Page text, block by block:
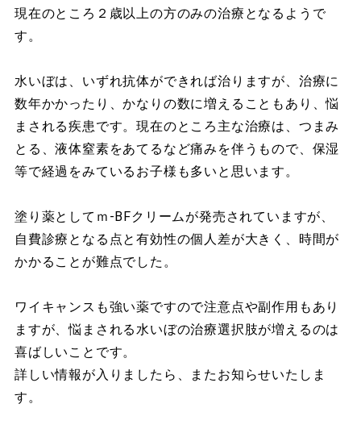
現在のところ２歳以上の方のみの治療となるようで
す。
水いぼは、いずれ抗体ができれば治りますが、治療に
数年かかったり、かなりの数に増えることもあり、悩
まされる疾患です。現在のところ主な治療は、つまみ
とる、液体窒素をあてるなど痛みを伴うもので、保湿
等で経過をみているお子様も多いと思います。
塗り薬としてｍ-BFクリームが発売されていますが、
自費診療となる点と有効性の個人差が大きく、時間が
かかることが難点でした。
ワイキャンスも強い薬ですので注意点や副作用もあり
ますが、悩まされる水いぼの治療選択肢が増えるのは
喜ばしいことです。
詳しい情報が入りましたら、またお知らせいたしま
す。